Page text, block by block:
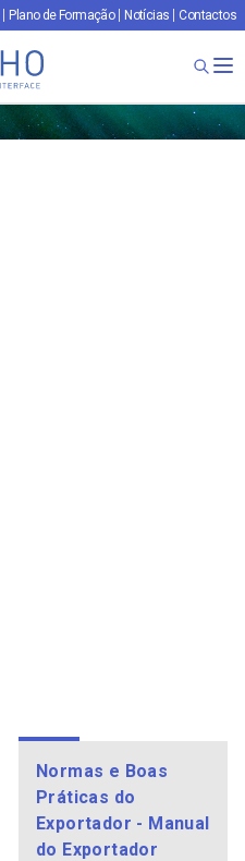
Plano de Formação Notícias Contactos
Normas e Boas
Práticas do
Exportador - Manual
do Exportador